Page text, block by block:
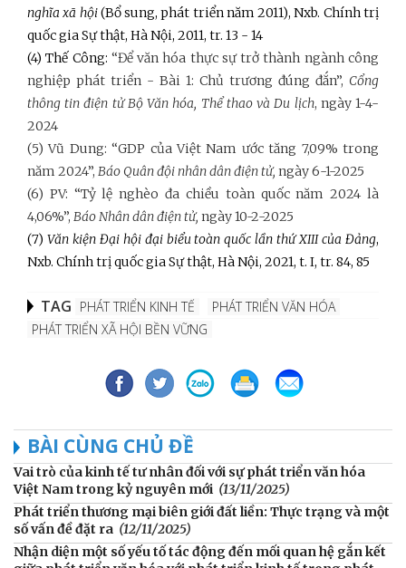
nghĩa xã hội(Bổ sung, phát triển năm 2011), Nxb. Chính trị
quốc gia Sự thật, Hà Nội, 2011, tr. 13 - 14
(4) Thế Công: “Để văn hóa thực sự trở thành ngành công
nghiệp phát triển - Bài 1: Chủ trương đúng đắn”, Cổng
thông tin điện tử Bộ Văn hóa, Thể thao và Du lịch, ngày 1-4-
2024
(5) Vũ Dung: “GDP của Việt Nam ước tăng 7,09% trong
năm 2024”, Báo Quân đội nhân dân điện tử, ngày 6-1-2025
(6) PV: “Tỷ lệ nghèo đa chiều toàn quốc năm 2024 là
4,06%”, Báo Nhân dân điện tử, ngày 10-2-2025
(7) Văn kiện Đại hội đại biểu toàn quốc lần thứ XIII của Đảng,
Nxb. Chính trị quốc gia Sự thật, Hà Nội, 2021, t. I, tr. 84, 85
TAG PHÁT TRIỂN KINH TẾ
PHÁT TRIỂN VĂN HÓA
PHÁT TRIỂN XÃ HỘI BỀN VỮNG
BÀI CÙNG CHỦ ĐỀ
Vai trò của kinh tế tư nhân đối với sự phát triển văn hóa
Việt Nam trong kỷ nguyên mới (13/11/2025)
Phát triển thương mại biên giới đất liền: Thực trạng và một
số vấn đề đặt ra (12/11/2025)
Nhận diện một số yếu tố tác động đến mối quan hệ gắn kết